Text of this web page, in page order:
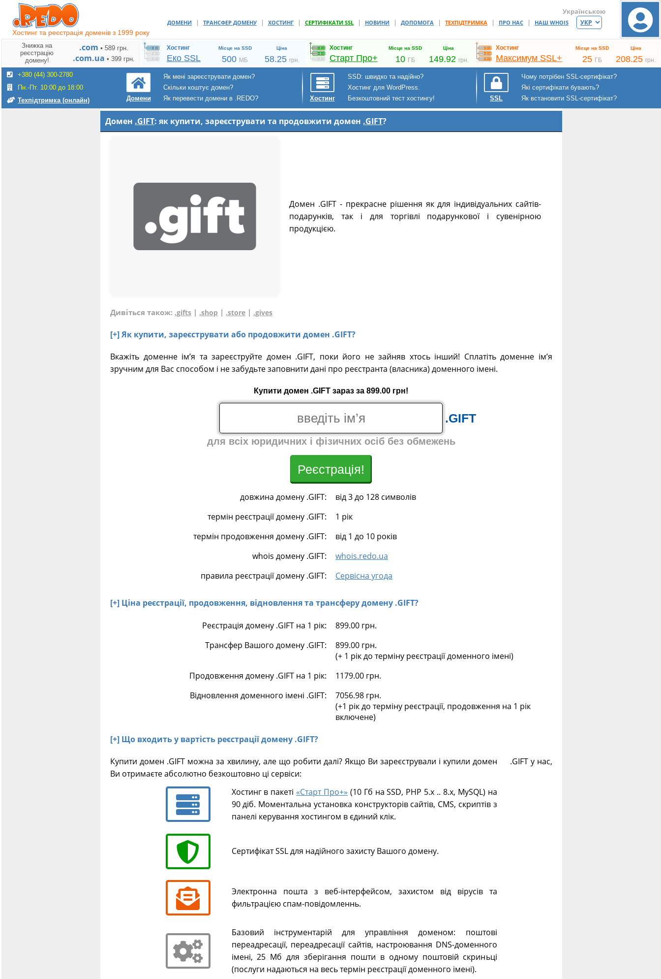
Хостинг та реєстрація доменів з 1999 року
ДОМЕНИ | ТРАНСФЕР ДОМЕНУ | ХОСТИНГ | СЕРТИФІКАТИ SSL | НОВИНИ | ДОПОМОГА | ТЕХПІДТРИМКА | ПРО НАС | НАШ WHOIS
Українською
Знижка на
реєстрацію
домену!
.com • 589 грн.
.com.ua • 399 грн.
Хостинг
Еко SSL
Місце на SSD Ціна
500 МБ 58.25 грн.
Хостинг
Старт Про+
Місце на SSD Ціна
10 ГБ 149.92 грн.
Хостинг
Максимум SSL+
Місце на SSD Ціна
25 ГБ 208.25 грн.
+380 (44) 300-2780
Пн.-Пт. 10:00 до 18:00
Техпідтримка (онлайн)
Домени
Як мені зареєструвати домен?
Скільки коштує домен?
Як перевести домени в .REDO?
Хостинг
SSD: швидко та надійно?
Хостинг для WordPress.
Безкоштовний тест хостингу!
SSL
Чому потрібен SSL-сертифікат?
Які сертифікати бувають?
Як встановити SSL-сертифікат?
Домен .GIFT: як купити, зареєструвати та продовжити домен .GIFT?
Домен .GIFT - прекрасне рішення як для індивідуальних сайтів-
подарунків, так і для торгівлі подарункової і сувенірною
продукцією.
Дивіться також: .gifts | .shop | .store | .gives
[+] Як купити, зареєструвати або продовжити домен .GIFT?
Вкажіть доменне ім’я та зареєструйте домен .GIFT, поки його не зайняв хтось інший! Сплатіть доменне ім’я
зручним для Вас способом і не забудьте заповнити дані про реєстранта (власника) доменного імені.
Купити домен .GIFT зараз за 899.00 грн!
.GIFT
для всіх юридичних і фізичних осіб без обмежень
Реєстрація!
довжина домену .GIFT:
від 3 до 128 символів
термін реєстрації домену .GIFT:
1 рік
термін продовження домену .GIFT:
від 1 до 10 років
whois домену .GIFT:
whois.redo.ua
правила реєстрації домену .GIFT:
Сервісна угода
[+] Ціна реєстрації, продовження, відновлення та трансферу домену .GIFT?
Реєстрація домену .GIFT на 1 рік:
899.00 грн.
Трансфер Вашого домену .GIFT:
899.00 грн.
(+ 1 рік до терміну реєстрації доменного імені)
Продовження домену .GIFT на 1 рік:
1179.00 грн.
Відновлення доменного імені .GIFT:
7056.98 грн.
(+1 рік до терміну реєстрації, продовження на 1 рік
включене)
[+] Що входить у вартість реєстрації домену .GIFT?
Купити домен .GIFT можна за хвилину, але що робити далі? Якщо Ви зареєстрували і купили домен .GIFT у нас,
Ви отримаєте абсолютно безкоштовно ці сервіси:
Хостинг в пакеті «Старт Про+» (10 Гб на SSD, PHP 5.х .. 8.х, MySQL) на
90 діб. Моментальна установка конструкторів сайтів, CMS, скриптів з
панелі керування хостингом в єдиний клік.
Сертифікат SSL для надійного захисту Вашого домену.
Электронна пошта з веб-інтерфейсом, захистом від вірусів та
фильтрацією спам-повідомленнь.
Базовий інструментарій для управління доменом: поштові
переадресації, переадресації сайтів, настроювання DNS-доменного
імені, 25 Мб для зберігання пошти в одному поштовій скриньці
(послуги надаються на весь термін реєстрації доменного імені).